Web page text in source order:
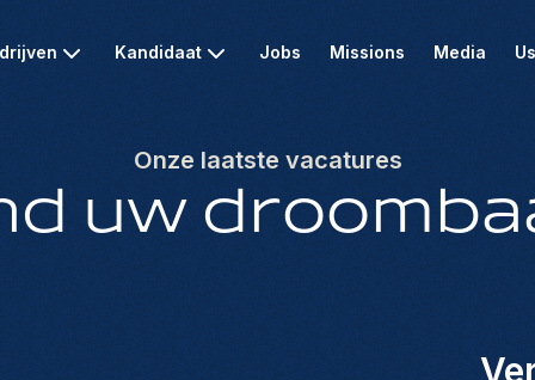
Kandidaat Jobs Missions Media
Onze laatste vacatures
uw